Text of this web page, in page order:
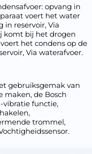
opvang in
voert het water
in reservoir, Via
komt bij het drogen
het condens op de
Via waterafvoer.
gebruiksgemak van
maken, de Bosch
vibratie functie,
trommel,